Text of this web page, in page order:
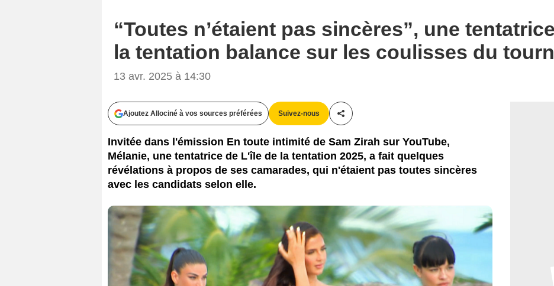
“Toutes n’étaient pas sincères”, une
la tentation balance sur les coulisses du
13 avr. 2025 à 14:30
Ajoutez Allociné à vos sources préférées Suivez-nous
Partager cet article
Invitée dans l'émission En toute intimité de Sam Zirah sur YouTube,
Mélanie, une tentatrice de L'île de la tentation 2025, a fait quelques
révélations à propos de ses camarades, qui n'étaient pas toutes sincères
avec les candidats selon elle.